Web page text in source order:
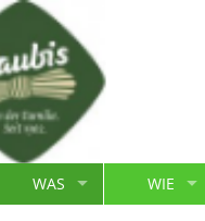
WAS
WIE